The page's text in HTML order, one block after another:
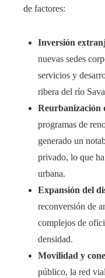
de factores:
Inversión
nuevas sedes
servicios y
ribera del río
Reurbanización
programas de
generado un
privado, lo que
urbana.
Expansión del
reconversión de
complejos de
densidad.
Movilidad y
público, la red